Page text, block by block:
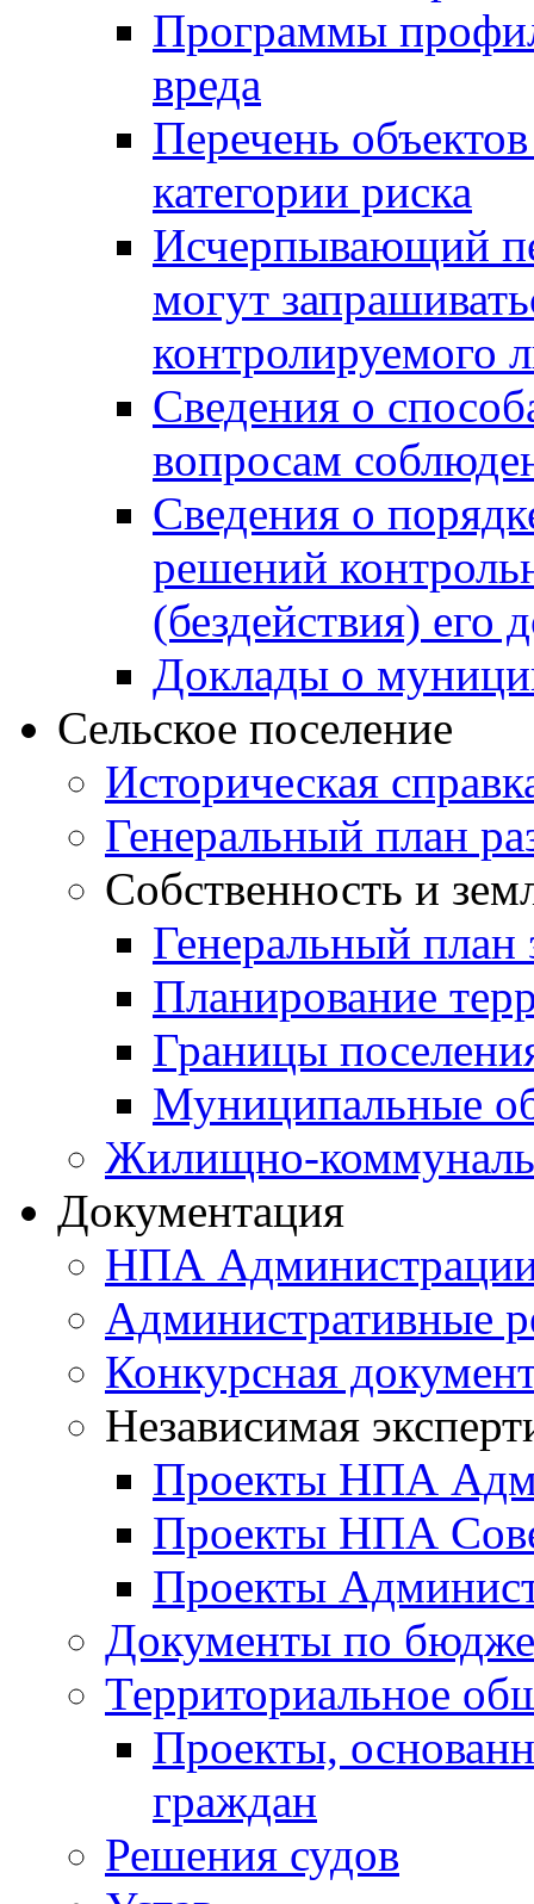
Программы
вреда
Перечень
категории риска
Исчерпывающий
могут
контролируемого
Сведения о
вопросам
Сведения о
решений
(бездействия)
Доклады о
Сельское поселение
Историческая
Генеральный план
Собственность и
Генеральный план
Планирование
Границы
Муниципальные
Жилищно-
Документация
НПА
Административные
Конкурсная
Независимая
Проекты НПА
Проекты НПА
Проекты
Документы по
Территориальное
Проекты,
граждан
Решения судов